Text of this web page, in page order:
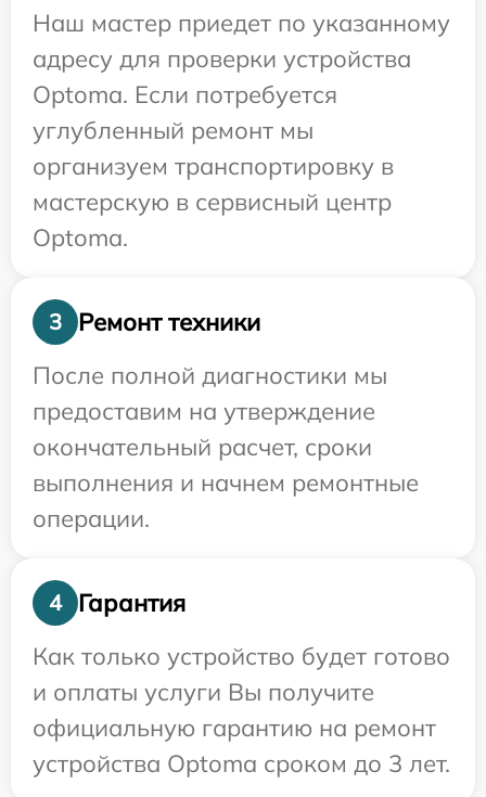
Наш мастер приедет по указанному
адресу для проверки устройства
Optoma. Если потребуется
углубленный ремонт мы
организуем транспортировку в
мастерскую в сервисный центр
Optoma.
3
Ремонт техники
После полной диагностики мы
предоставим на утверждение
окончательный расчет, сроки
выполнения и начнем ремонтные
операции.
4
Гарантия
Как только устройство будет готово
и оплаты услуги Вы получите
официальную гарантию на ремонт
устройства Optoma сроком до 3 лет.